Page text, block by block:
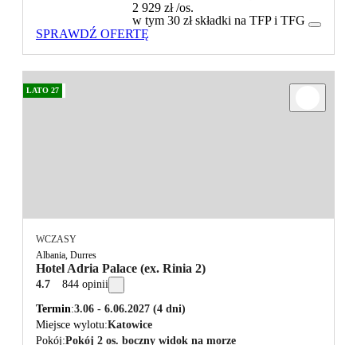
2 929 zł/os.
w tym 30 zł składki na TFP i TFG
SPRAWDŹ OFERTĘ
LATO 27
WCZASY
Albania, Durres
Hotel Adria Palace (ex. Rinia 2)
4.7 844 opinii
Termin 3.06 - 6.06.2027 (4 dni)
Miejsce wylotu Katowice
Pokój Pokój 2 os. boczny widok na morze